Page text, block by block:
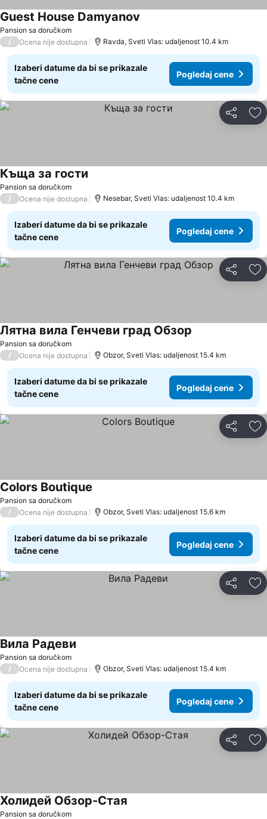
Pansion sa doručkom
Guest House Damyanov
/ Ocena nije dostupna Ravda, Sveti Vlas: udaljenost 10.4 km
Izaberi datume da bi se prikazale
tačne cene
Pogledaj cene
Deli
Pansion sa doručkom
Къща за гости
/ Ocena nije dostupna Nesebar, Sveti Vlas: udaljenost 10.4 km
Izaberi datume da bi se prikazale
tačne cene
Pogledaj cene
Deli
Pansion sa doručkom
Лятна вила Генчеви град Обзор
/ Ocena nije dostupna Obzor, Sveti Vlas: udaljenost 15.4 km
Izaberi datume da bi se prikazale
tačne cene
Pogledaj cene
Deli
Pansion sa doručkom
Colors Boutique
/ Ocena nije dostupna Obzor, Sveti Vlas: udaljenost 15.6 km
Izaberi datume da bi se prikazale
tačne cene
Pogledaj cene
Deli
Pansion sa doručkom
Вила Радеви
/ Ocena nije dostupna Obzor, Sveti Vlas: udaljenost 15.4 km
Izaberi datume da bi se prikazale
tačne cene
Pogledaj cene
Deli
Pansion sa doručkom
Холидей Обзор-Стая